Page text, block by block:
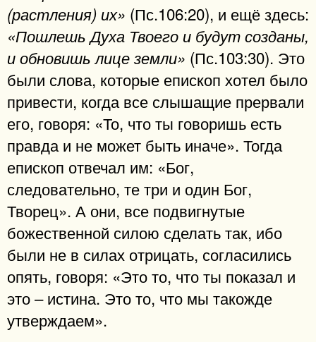
(растления) их» (Пс.106:20), и ещё здесь:
«Пошлешь Духа Твоего и будут созданы,
и обновишь лице земли» (Пс.103:30). Это
были слова, которые епископ хотел было
привести, когда все слышащие прервали
его, говоря: «То, что ты говоришь есть
правда и не может быть иначе». Тогда
епископ отвечал им: «Бог,
следовательно, те три и один Бог,
Творец». А они, все подвигнутые
божественной силою сделать так, ибо
были не в силах отрицать, согласились
опять, говоря: «Это то, что ты показал и
это – истина. Это то, что мы такожде
утверждаем».